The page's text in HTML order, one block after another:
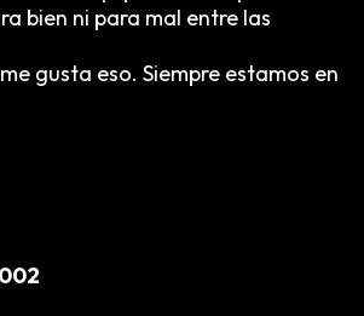
bien ni para mal entre las
gusta eso. Siempre estamos en